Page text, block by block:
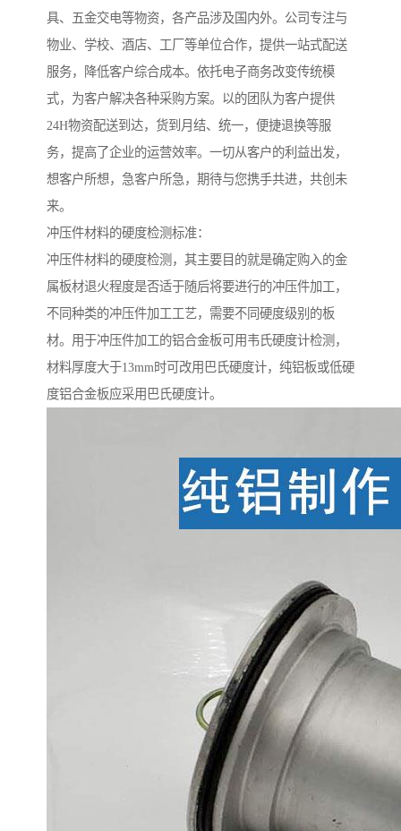
具、五金交电等物资，各产品涉及国内外。公司专注与
物业、学校、酒店、工厂等单位合作，提供一站式配送
服务，降低客户综合成本。依托电子商务改变传统模
式，为客户解决各种采购方案。以的团队为客户提供
24H物资配送到达，货到月结、统一，便捷退换等服
务，提高了企业的运营效率。一切从客户的利益出发，
想客户所想，急客户所急，期待与您携手共进，共创未
来。
冲压件材料的硬度检测标准：
冲压件材料的硬度检测，其主要目的就是确定购入的金
属板材退火程度是否适于随后将要进行的冲压件加工，
不同种类的冲压件加工工艺，需要不同硬度级别的板
材。用于冲压件加工的铝合金板可用韦氏硬度计检测，
材料厚度大于13mm时可改用巴氏硬度计，纯铝板或低硬
度铝合金板应采用巴氏硬度计。